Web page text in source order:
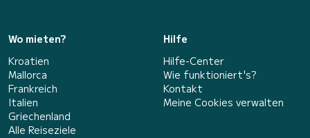
Wo mieten?
Kroatien
Mallorca
Frankreich
Italien
Griechenland
Alle Reiseziele
Hilfe
Hilfe-Center
Wie funktioniert's?
Kontakt
Meine Cookies verwalten